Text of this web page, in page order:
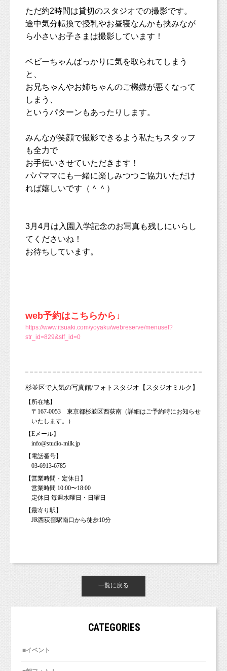
ただ約2時間は貸切のスタジオでの撮影です。
途中気分転換で授乳やお昼寝なんかも挟みなが
ら小さいお子さまは撮影しています！
ベビーちゃんばっかりに気を取られてしまう
と、
お兄ちゃんやお姉ちゃんのご機嫌が悪くなって
しまう、
というパターンもあったりします。
みんなが笑顔で撮影できるよう私たちスタッフ
も全力で
お手伝いさせていただきます！
パパママにも一緒に楽しみつつご協力いただけ
れば嬉しいです（＾＾）
3月4月は入園入学記念のお写真も残しにいらし
てくださいね！
お待ちしています。
web予約はこちらから↓
https://www.itsuaki.com/yoyaku/webreserve/menusel?
str_id=829&stf_id=0
杉並区で人気の写真館/フォトスタジオ【スタジオミルク】
【所在地】
〒167-0053 東京都杉並区西荻南（詳細はご予約時にお知らせ
いたします。）
【Eメール】
info@studio-milk.jp
【電話番号】
03-6913-6785
【営業時間・定休日】
営業時間 10:00〜18:00
定休日 毎週水曜日・日曜日
【最寄り駅】
JR西荻窪駅南口から徒歩10分
一覧に戻る
CATEGORIES
■イベント